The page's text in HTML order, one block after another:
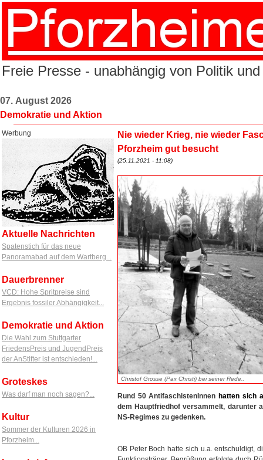
Freie Presse - unabhängig von Politik
07. August 2026
Demokratie und Aktion
Werbung
Aktuelle Nachrichten
Spatenstich für das neue
Panoramabad auf dem Wartberg...
Dauerbrenner
VCD: Hohe Spritpreise sind
Ergebnis fossiler Abhängigkeit...
Demokratie und Aktion
Die Wahl zum Stuttgarter
FriedensPreis und JugendPreis
der AnStifter ist entschieden!...
Groteskes
Was darf man noch sagen?...
Kultur
Sommer der Kulturen 2026 in
Pforzheim...
Nie wieder Krieg, nie wieder
Pforzheim gut besucht
(25.11.2021 - 11:08)
Christof Grosse (Pax Christi) bei seiner Rede..
Rund 50 AntifaschistenInnen hatten sich
dem Hauptfriedhof versammelt, darunter
NS-Regimes zu gedenken.
OB Peter Boch hatte sich u.a. entschuldigt,